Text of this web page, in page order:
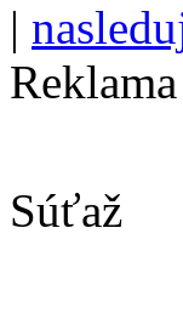
|
Reklama
Súťaž